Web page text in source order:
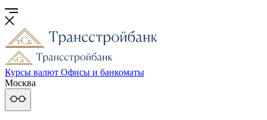
Курсы валют Офисы и банкоматы
Москва